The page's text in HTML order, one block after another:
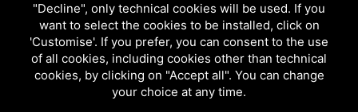
TOUS LES PRODUITS
EMI RUBINETTERIE SRL - P.IVA 09985650960
CE SITE EST PROTÉGÉ PAR GOOGLE RECAPTCHA V3, LES RÈGLES DE
ET LESCONDITIONS D'UTILISATION.
"Decline", only technical cookies will be used. If you
want to select the cookies to be installed, click on
'Customise'. If you prefer, you can consent to the use
of all cookies, including cookies other than technical
cookies, by clicking on "Accept all". You can change
your choice at any time.